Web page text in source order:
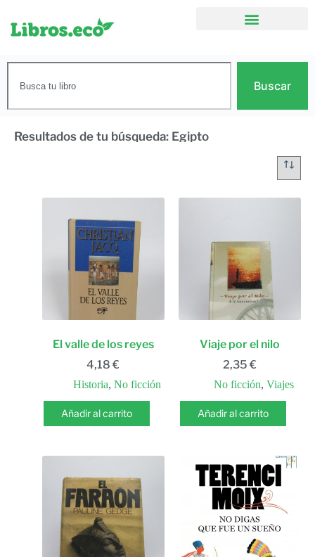
Buscar
Resultados de tu búsqueda: Egipto
El valle de los reyes
4,18€
Historia,No ficción
Añadir al carrito
Viaje por el nilo
2,35 €
No ficción, Viajes
Añadir al carrito